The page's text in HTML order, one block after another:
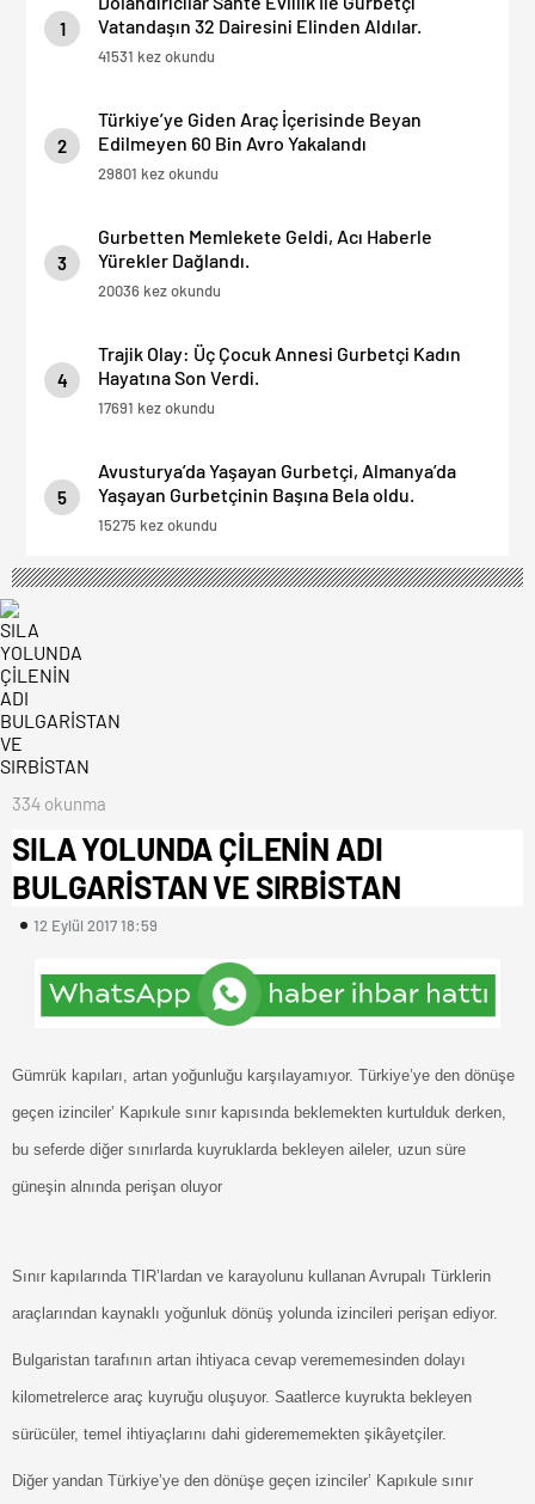
1
Vatandaşın 32 Dairesini Elinden Aldılar.
41531 kez okundu
2
Türkiye’ye Giden Araç İçerisinde Beyan
Edilmeyen 60 Bin Avro Yakalandı
29801 kez okundu
3
Gurbetten Memlekete Geldi, Acı Haberle
Yürekler Dağlandı.
20036 kez okundu
4
Trajik Olay: Üç Çocuk Annesi Gurbetçi Kadın
Hayatına Son Verdi.
17691 kez okundu
5
Avusturya’da Yaşayan Gurbetçi, Almanya’da
Yaşayan Gurbetçinin Başına Bela oldu.
15275 kez okundu
334 okunma
SILA YOLUNDA ÇİLENİN ADI
BULGARİSTAN VE SIRBİSTAN
12 Eylül 2017 18:59
Gümrük kapıları, artan yoğunluğu karşılayamıyor. Türkiye’ye den dönüşe
geçen izinciler’ Kapıkule sınır kapısında beklemekten kurtulduk derken,
bu seferde diğer sınırlarda kuyruklarda bekleyen aileler, uzun süre
güneşin alnında perişan oluyor
Sınır kapılarında TIR’lardan ve karayolunu kullanan Avrupalı Türklerin
araçlarından kaynaklı yoğunluk dönüş yolunda izincileri perişan ediyor.
Bulgaristan tarafının artan ihtiyaca cevap verememesinden dolayı
kilometrelerce araç kuyruğu oluşuyor. Saatlerce kuyrukta bekleyen
sürücüler, temel ihtiyaçlarını dahi giderememekten şikâyetçiler.
Diğer yandan Türkiye’ye den dönüşe geçen izinciler’ Kapıkule sınır